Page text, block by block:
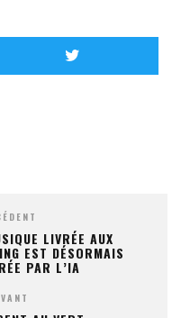
LIVRÉE AUX
EST DÉSORMAIS
PAR L’IA